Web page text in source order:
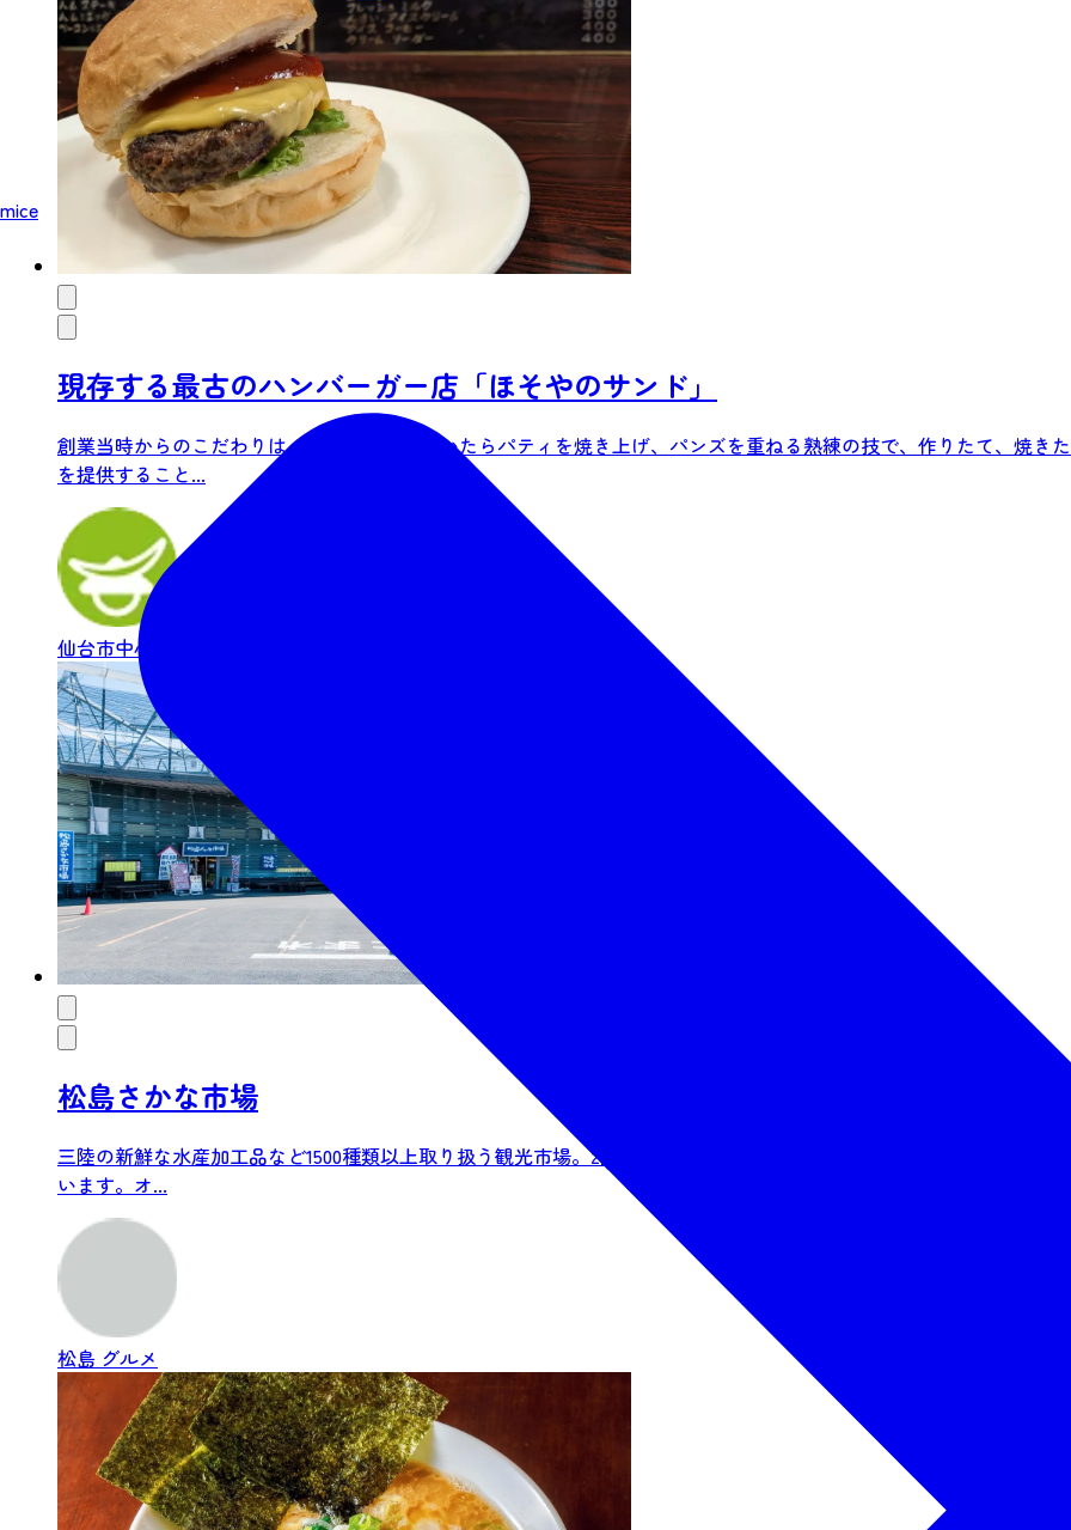
mice
現存する最古のハンバーガー店「ほそやのサンド」
創業当時からのこだわりは、ご注文をいただいたらパティを焼き上げ、パンズを重ねる熟練の技で、作りたて、焼き
を提供すること...
仙台市中心部
松島さかな市場
三陸の新鮮な水産加工品など1500種類以上取り扱う観光市場。2階には食事席があり鮮度抜群のネタが味わえる寿司や
います。オ...
松島 グルメ